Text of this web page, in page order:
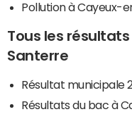
Pollution à Cayeux-
Tous les
Santerre
Résultat municipale
Résultats du bac à